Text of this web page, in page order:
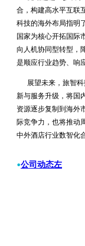
合，构建高水平互联
科技的海外布局指明
国家为核心开拓国际
向人机协同型转型，
是顺应行业趋势、响
展望未来，旅智科
新与服务升级，将国
资源逐步复制到海外
际竞争力，也将推动
中外酒店行业数智化
•公司动态左